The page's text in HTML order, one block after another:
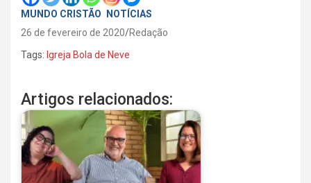
MUNDO CRISTÃO
NOTÍCIAS
26 de fevereiro de 2020 Redação
Tags: Igreja Bola de Neve
Artigos relacionados: